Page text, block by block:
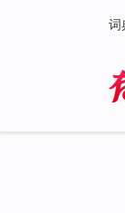
词